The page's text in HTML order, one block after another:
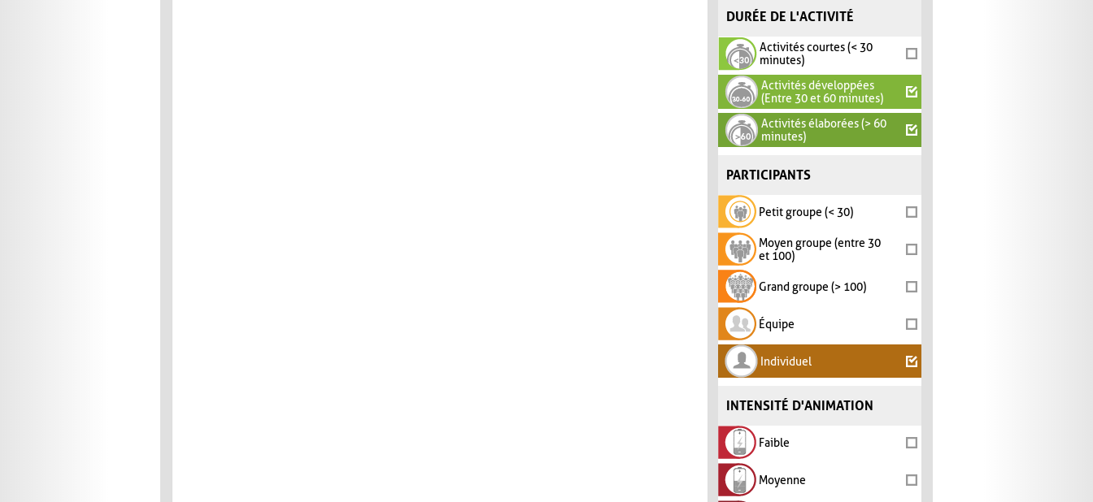
DURÉE DE L'ACTIVITÉ
Activités courtes (< 30
minutes)
Activités développées
(Entre 30 et 60 minutes)
Activités élaborées (> 60
minutes)
PARTICIPANTS
Petit groupe (< 30)
Moyen groupe (entre 30
et 100)
Grand groupe (> 100)
Équipe
Individuel
INTENSITÉ D'ANIMATION
Faible
Moyenne